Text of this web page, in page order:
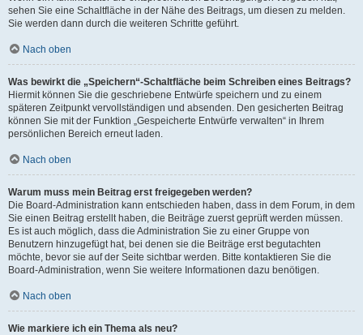
sehen Sie eine Schaltfläche in der Nähe des Beitrags, um diesen zu melden.
Sie werden dann durch die weiteren Schritte geführt.
Nach oben
Was bewirkt die „Speichern“-Schaltfläche beim Schreiben eines Beitrags?
Hiermit können Sie die geschriebene Entwürfe speichern und zu einem
späteren Zeitpunkt vervollständigen und absenden. Den gesicherten Beitrag
können Sie mit der Funktion „Gespeicherte Entwürfe verwalten“ in Ihrem
persönlichen Bereich erneut laden.
Nach oben
Warum muss mein Beitrag erst freigegeben werden?
Die Board-Administration kann entschieden haben, dass in dem Forum, in dem
Sie einen Beitrag erstellt haben, die Beiträge zuerst geprüft werden müssen.
Es ist auch möglich, dass die Administration Sie zu einer Gruppe von
Benutzern hinzugefügt hat, bei denen sie die Beiträge erst begutachten
möchte, bevor sie auf der Seite sichtbar werden. Bitte kontaktieren Sie die
Board-Administration, wenn Sie weitere Informationen dazu benötigen.
Nach oben
Wie markiere ich ein Thema als neu?